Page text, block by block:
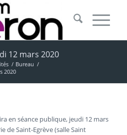
12 mars 2020
/ Bureau /
2020
en séance publique, jeudi 12 mars
de Saint-Egrève (salle Saint